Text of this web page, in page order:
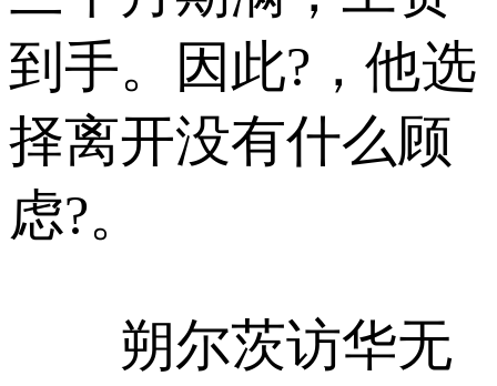
到手。因此?，他选
择离开没有什么顾
虑?。
朔尔茨访华无